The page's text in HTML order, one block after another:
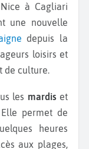
à Cagliari
une nouvelle
depuis la
loisirs et
de culture.
les mardis et
permet de
heures
aux plages,